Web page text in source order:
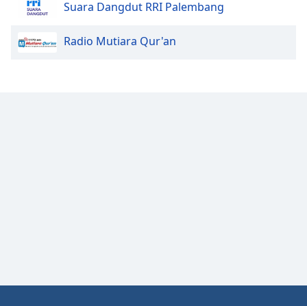
Reset
Close
Suara Dangdut RRI Palembang
Radio Mutiara Qur'an